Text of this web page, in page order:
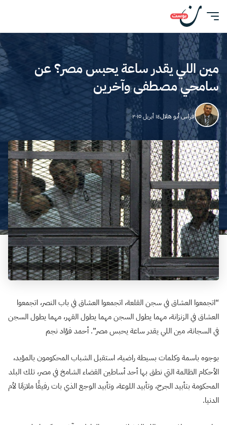
مين اللي يقدر ساعة يحبس مصر؟ عن
سامحي مصطفى وآخرين
فراس أبو هلال١٤ أبريل ٢٠١٥
“اتجمعوا العشاق في سجن القلعة، اتجمعوا العشاق في باب النصر، اتجمعوا
العشاق في الزنزانة، مهما يطول السجن مهما يطول القهر، مهما يطول السجن
في السجانة، مين اللي يقدر ساعة يحبس مصر”. أحمد فؤاد نجم
بوجوه باسمة وكلمات بسيطة راضية، استقبل الشباب المحكومون بالمؤبد،
الأحكام الظالمة التي نطق بها أحد أساطين القضاء الشامخ في مصر، تلك البلد
المحكومة بتأبيد الجرح، وتأبيد اللوعة، وتأبيد الوجع الذي بات رفيقًا ملازمًا لأم
الدنيا.